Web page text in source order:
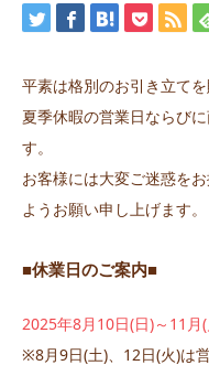
平素は格別のお引き立て
夏季休暇の営業日ならび
す。
お客様には大変ご迷惑を
ようお願い申し上げます。
■休業日のご案内■
2025年8月10日(日)～11月
※8月9日(土)、12日(火)は営